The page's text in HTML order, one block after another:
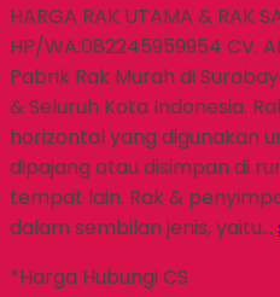
HARGA RAK UTAMA & RAK
HP/WA:082245959954 CV.
Pabrik Rak Murah di
& Seluruh Kota Indonesia.
horizontal yang digunakan
dipajang atau disimpan di
tempat lain. Rak &
dalam sembilan jenis, yaitu…
*Harga Hubungi CS